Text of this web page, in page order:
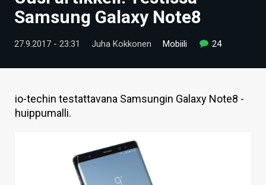
UUTISET
TIETOA
Samsung Galaxy Note8
27.9.2017 - 23:31 Juha Kokkonen Mobiili 24
io-techin testattavana Samsungin Galaxy Note8 -
huippumalli.